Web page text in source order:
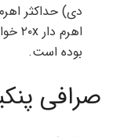
دی) حداکثر
بوده است.
صرافی